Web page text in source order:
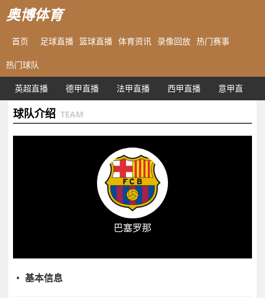
奥博体育
首页 足球直播 篮球直播 体育资讯 录像回放 热门赛事
热门球队
英超直播 德甲直播 法甲直播 西甲直播 意甲直播
球队介绍 TEAM
巴塞罗那
・ 基本信息